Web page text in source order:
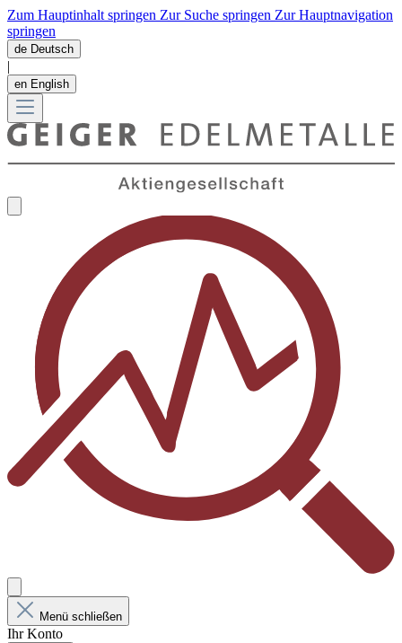
Zum Hauptinhalt springen Zur Suche springen Zur Hauptnavigation
springen
de Deutsch
|
en English
Menü schließen
Ihr Konto